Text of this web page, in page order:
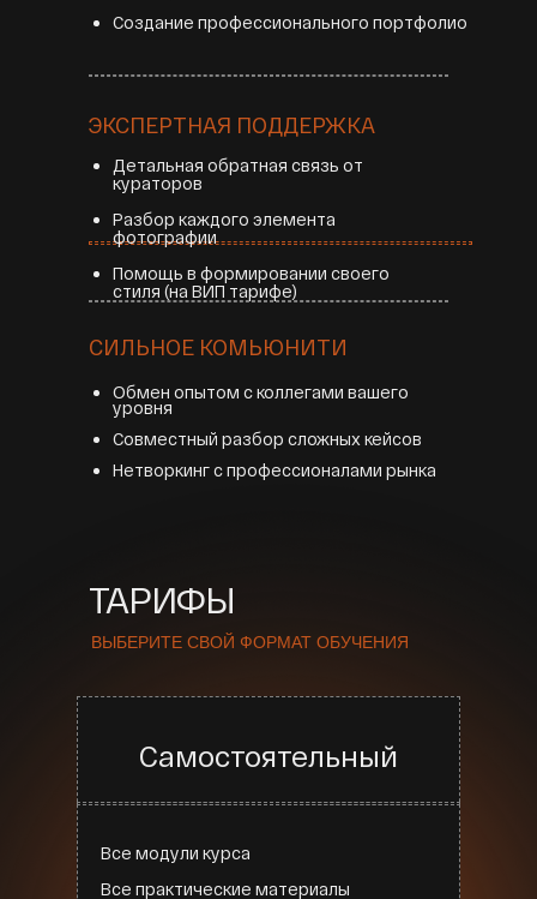
Создание профессионального портфолио
Детальная обратная связь от
кураторов
Разбор каждого элемента
фотографии
Помощь в формировании своего
стиля (на ВИП тарифе)
Обмен опытом с коллегами вашего
уровня
Совместный разбор сложных кейсов
Нетворкинг с профессионалами рынка
СИЛЬНОЕ КОМЬЮНИТИ
ЭКСПЕРТНАЯ ПОДДЕРЖКА
Самостоятельный
Все модули курса
Все практические материалы
ТАРИФЫ
ВЫБЕРИТЕ СВОЙ ФОРМАТ ОБУЧЕНИЯ